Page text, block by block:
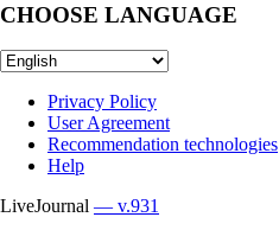
CHOOSE LANGUAGE
Privacy Policy
User Agreement
Recommendation technologies
Help
LiveJournal — v.931